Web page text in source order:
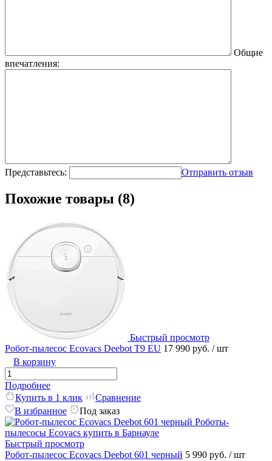
Общие
впечатления:
Представьтесь: Отправить отзыв
Похожие товары (8)
Быстрый просмотр
Робот-пылесос Ecovacs Deebot T9 EU 17 990 руб. / шт
В корзину
Подробнее
Купить в 1 клик
Сравнение
В избранное
Под заказ
Быстрый просмотр
Робот-пылесос Ecovacs Deebot 601 черный 5 990 руб. / шт